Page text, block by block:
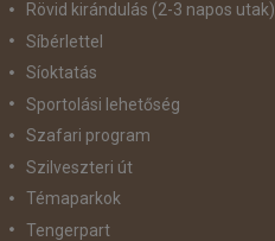
Rövid kirándulás (2-3 napos utak)
Síbérlettel
Síoktatás
Sportolási lehetőség
Szafari program
Szilveszteri út
Témaparkok
Tengerpart